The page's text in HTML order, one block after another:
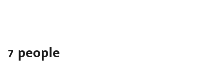
7 people